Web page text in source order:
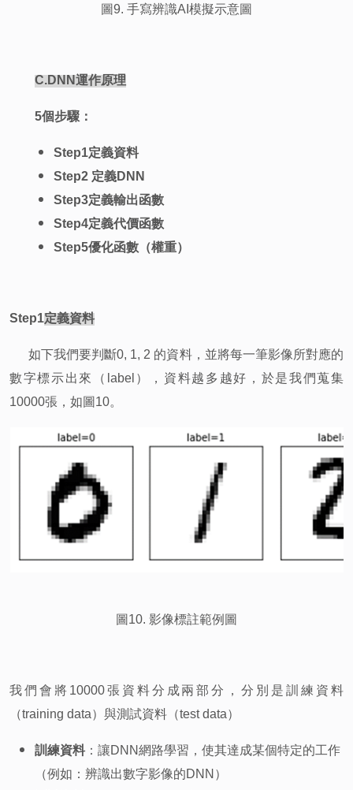
圖9. 手寫辨識AI模擬示意圖
C.DNN運作原理
5個步驟：
Step1定義資料
Step2 定義DNN
Step3定義輸出函數
Step4定義代價函數
Step5優化函數（權重）
Step1定義資料
如下我們要判斷0, 1, 2 的資料，並將每一筆影像所對應的
數字標示出來（label），資料越多越好，於是我們蒐集
10000張，如圖10。
圖10. 影像標註範例圖
我們會將10000張資料分成兩部分，分別是訓練資料
（training data）與測試資料（test data）
訓練資料：讓DNN網路學習，使其達成某個特定的工作
（例如：辨識出數字影像的DNN）